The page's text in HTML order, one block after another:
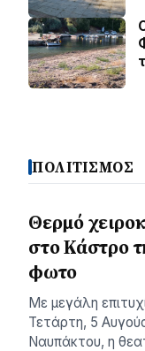
ΠΟΛΙΤΙΣΜΟΣ
Θερμό
στο Κάστρο
φωτο
Με μεγάλη
Τετάρτη, 5
Ναυπάκτου, η